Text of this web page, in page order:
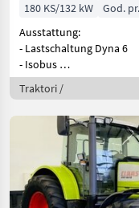
180 KS/132 kW God.
Ausstattung:
- Lastschaltung Dyna 6
- Isobus
- Dataronic 4 Bildsc
Traktori /